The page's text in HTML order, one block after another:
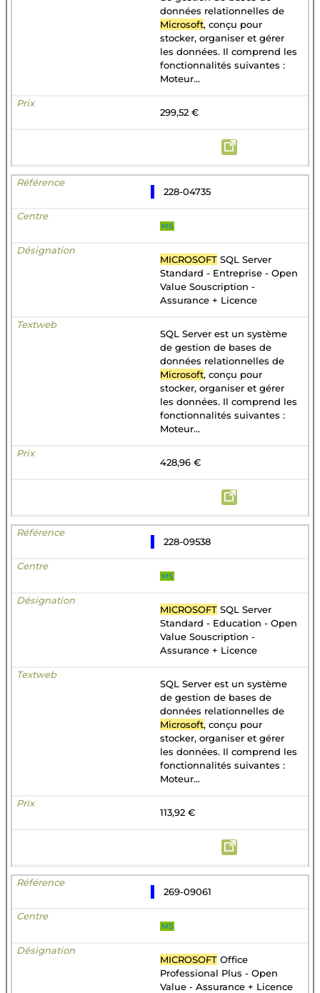
données relationnelles de
Microsoft, conçu pour
stocker, organiser et gérer
les données. Il comprend les
fonctionnalités suivantes :
Moteur...
299,52 €
228-04735
MS
MICROSOFT SQL Server
Standard - Entreprise - Open
Value Souscription -
Assurance + Licence
SQL Server est un système
de gestion de bases de
données relationnelles de
Microsoft, conçu pour
stocker, organiser et gérer
les données. Il comprend les
fonctionnalités suivantes :
Moteur...
428,96 €
228-09538
MS
MICROSOFT SQL Server
Standard - Education - Open
Value Souscription -
Assurance + Licence
SQL Server est un système
de gestion de bases de
données relationnelles de
Microsoft, conçu pour
stocker, organiser et gérer
les données. Il comprend les
fonctionnalités suivantes :
Moteur...
113,92 €
269-09061
MS
MICROSOFT Office
Professional Plus - Open
Value - Assurance + Licence